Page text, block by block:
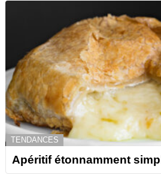
TENDANCES
Apéritif étonnamment